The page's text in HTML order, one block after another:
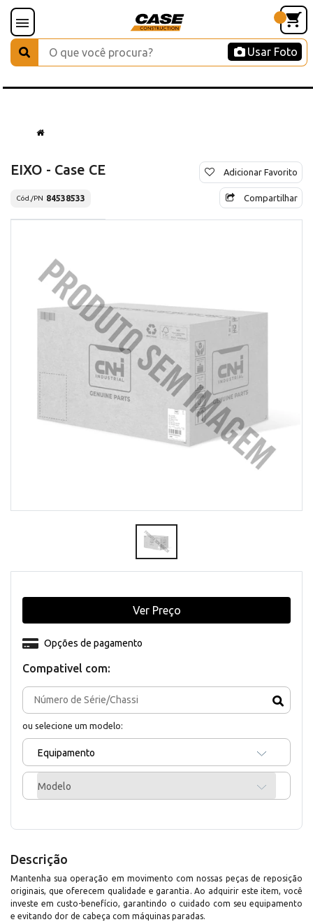
Usar Foto
EIXO - Case CE
Cód./PN 84538533
Adicionar Favorito
Compartilhar
Compativel com:
ou selecione um modelo:
Equipamento
Modelo
Opções de pagamento
Ver Preço
Descrição
Mantenha sua operação em movimento com nossas peças de reposição
originais, que oferecem qualidade e garantia. Ao adquirir este item, você
investe em custo-benefício, garantindo o cuidado com seu equipamento
e evitando dor de cabeça com máquinas paradas.